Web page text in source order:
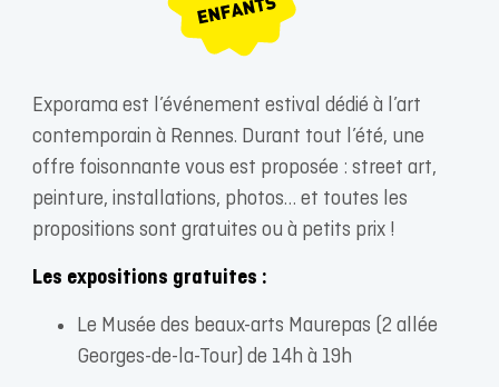
Exporama est l’événement estival dédié à l’art
contemporain à Rennes. Durant tout l’été, une
offre foisonnante vous est proposée : street art,
peinture, installations, photos… et toutes les
propositions sont gratuites ou à petits prix !
Les expositions gratuites :
Le Musée des beaux-arts Maurepas (2 allée
Georges-de-la-Tour) de 14h à 19h